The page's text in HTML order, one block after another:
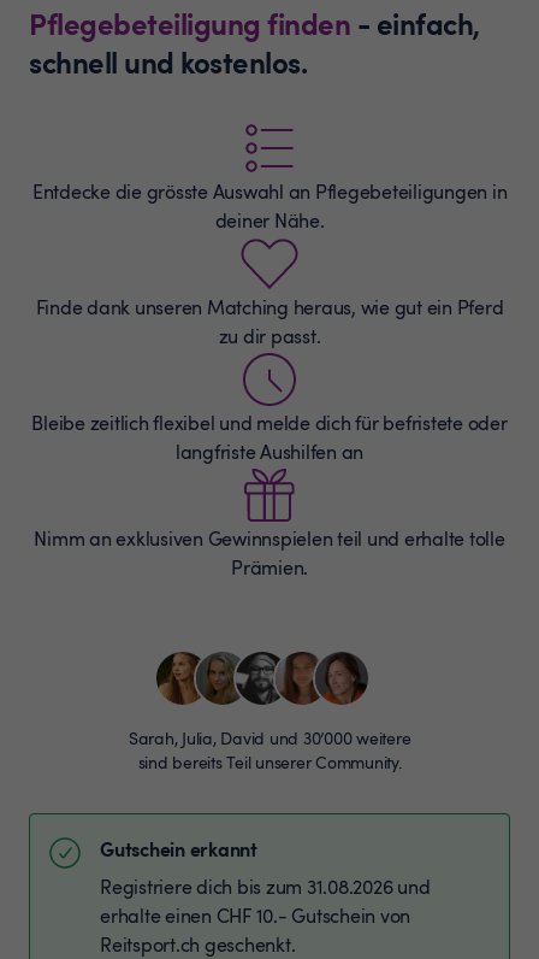
Pflegebeteiligung finden - einfach,
schnell und kostenlos.
Entdecke die grösste Auswahl an Pflegebeteiligungen in
deiner Nähe.
Finde dank unseren Matching heraus, wie gut ein Pferd
zu dir passt.
Bleibe zeitlich flexibel und melde dich für befristete oder
langfriste Aushilfen an
Nimm an exklusiven Gewinnspielen teil und erhalte tolle
Prämien.
Sarah, Julia, David und 30’000 weitere
sind bereits Teil unserer Community.
Gutschein erkannt
Registriere dich bis zum 31.08.2026 und
erhalte einen CHF 10.- Gutschein von
Reitsport.ch geschenkt.